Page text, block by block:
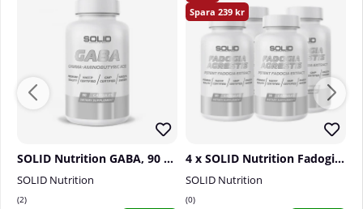
SOLID Nutrition GABA, 90 caps
SOLID Nutrition
2
239
4 x SOLID Nutrition Fadogia Agrestis, 90 caps
SOLID Nutrition
0